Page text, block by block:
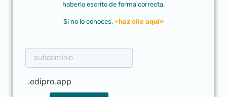
haberlo escrito de forma correcta.
Si no lo conoces, «haz clic aquí»
.edipro.app